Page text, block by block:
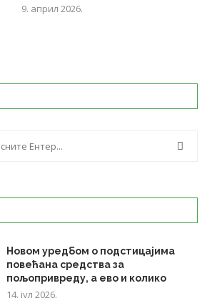
9. април 2026.
Новом уредбом о подстицајима
повећана средства за
пољопривреду, а ево и колико
14. јул 2026.